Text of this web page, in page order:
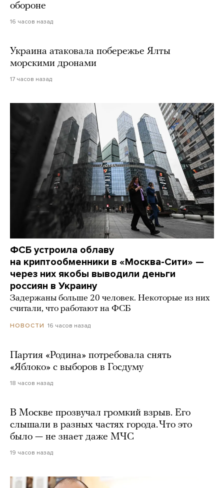
обороне
16 часов назад
Украина атаковала побережье Ялты
морскими дронами
17 часов назад
ФСБ устроила облаву
на криптообменники в «Москва-Сити» —
через них якобы выводили деньги
россиян в Украину
Задержаны больше 20 человек. Некоторые из них
считали, что работают на ФСБ
НОВОСТИ 16 часов назад
Партия «Родина» потребовала снять
«Яблоко» с выборов в Госдуму
18 часов назад
В Москве прозвучал громкий взрыв. Его
слышали в разных частях города. Что это
было — не знает даже МЧС
19 часов назад